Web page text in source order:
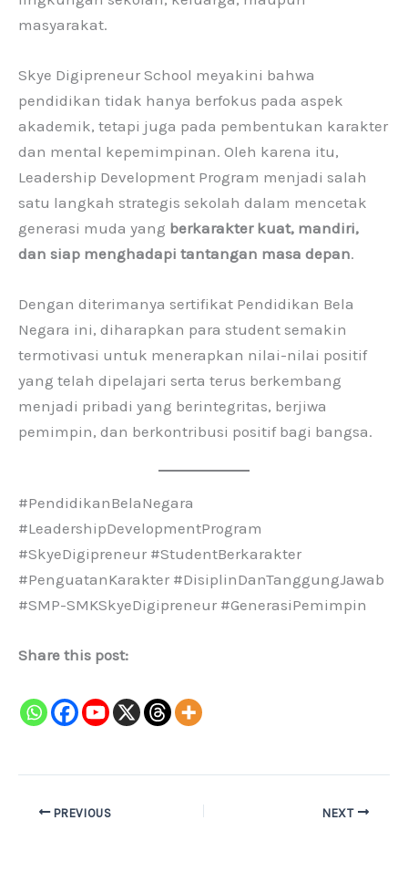
masyarakat.
Skye Digipreneur School meyakini bahwa
pendidikan tidak hanya berfokus pada aspek
akademik, tetapi juga pada pembentukan karakter
dan mental kepemimpinan. Oleh karena itu,
Leadership Development Program menjadi salah
satu langkah strategis sekolah dalam mencetak
generasi muda yang berkarakter kuat, mandiri,
dan siap menghadapi tantangan masa depan.
Dengan diterimanya sertifikat Pendidikan Bela
Negara ini, diharapkan para student semakin
termotivasi untuk menerapkan nilai-nilai positif
yang telah dipelajari serta terus berkembang
menjadi pribadi yang berintegritas, berjiwa
pemimpin, dan berkontribusi positif bagi bangsa.
#PendidikanBelaNegara
#LeadershipDevelopmentProgram
#SkyeDigipreneur #StudentBerkarakter
#PenguatanKarakter #DisiplinDanTanggungJawab
#SMP-SMKSkyeDigipreneur #GenerasiPemimpin
Share this post:
PREVIOUS NEXT